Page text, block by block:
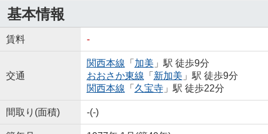
基本情報
賃料 -
交通
関西本線 「 加美 」駅 徒歩9分
おおさか東線 「 新加美 」駅 徒歩9分
関西本線 「 久宝寺」駅 徒歩22分
間取り(面積) -(-)